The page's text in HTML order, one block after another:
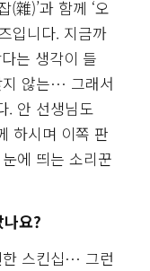
(雜)’과 함께 ‘오
입니다. 지금까
는 생각이 들
지 않는… 그래서
. 안 선생님도
하시며 이쪽 판
에 띄는 소리꾼
요?
한 스킨십… 그런